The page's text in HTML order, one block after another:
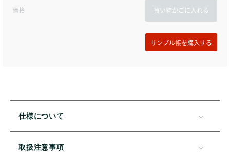
価格 買い物かごに入れる
仕様について
取扱注意事項